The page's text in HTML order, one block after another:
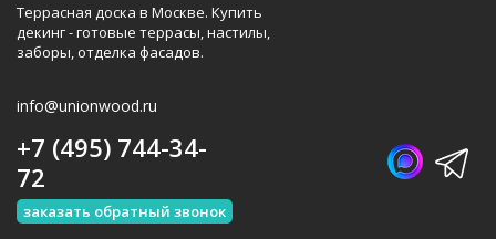
Террасная доска в Москве. Купить
декинг - готовые террасы, настилы,
заборы, отделка фасадов.
info@unionwood.ru
+7 (495) 744-34-
72
заказать обратный звонок